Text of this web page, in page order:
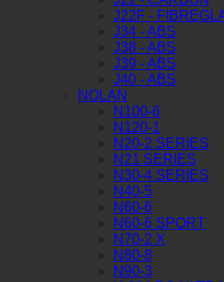
J22F -
J34 - ABS
J38 - ABS
J39 - ABS
J40 - ABS
NOLAN
N100-6
N120-1
N20-2 SERIES
N21 SERIES
N30-4 SERIES
N40-5
N60-6
N60-6 SPORT
N70-2 X
N80-8
N90-3